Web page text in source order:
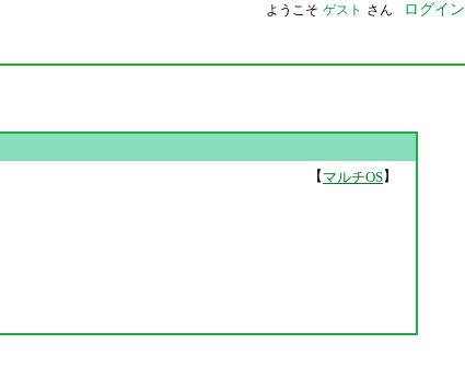
ようこそ ゲスト さん ログイン
【マルチOS】